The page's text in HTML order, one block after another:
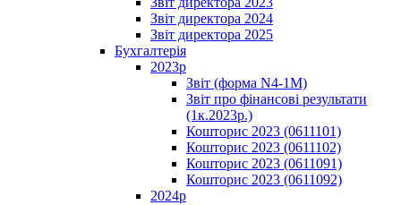
Звіт директора 2024
Звіт директора 2025
Бухгалтерія
2023р
Звіт (форма N4-1M)
Звіт про фінансові результати
(1к.2023р.)
Кошторис 2023 (0611101)
Кошторис 2023 (0611102)
Кошторис 2023 (0611091)
Кошторис 2023 (0611092)
2024р